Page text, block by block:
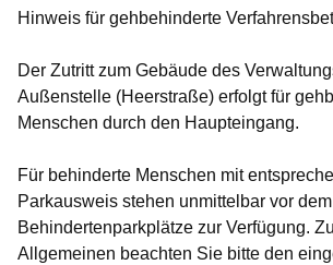
Hinweis für gehbehinderte
Der Zutritt zum Gebäude des
Außenstelle (Heerstraße) erfolgt für
Menschen durch den Haupteingang.
Für behinderte Menschen mit
Parkausweis stehen unmittelbar vor
Behindertenparkplätze zur Verfügung.
Allgemeinen beachten Sie bitte den